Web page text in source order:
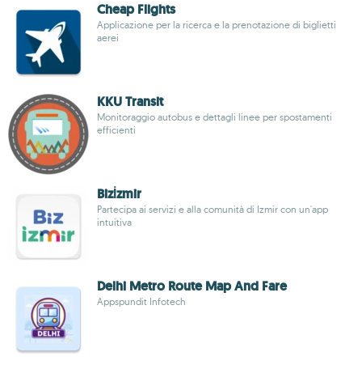
Cheap Flights
Applicazione per la ricerca e la prenotazione di biglietti
aerei
KKU Transit
Monitoraggio autobus e dettagli linee per spostamenti
efficienti
Bizİzmir
Partecipa ai servizi e alla comunità di Izmir con un'app
intuitiva
Delhi Metro Route Map And Fare
Appspundit Infotech